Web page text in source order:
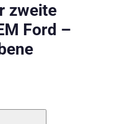
zweite
Ford –